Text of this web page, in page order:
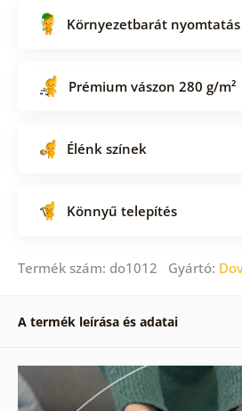
Környezetbarát nyomtatás
Prémium vászon 280 g/m²
Élénk színek
Könnyű telepítés
Termék szám: do1012 Gyártó:
A termék leírása és adatai